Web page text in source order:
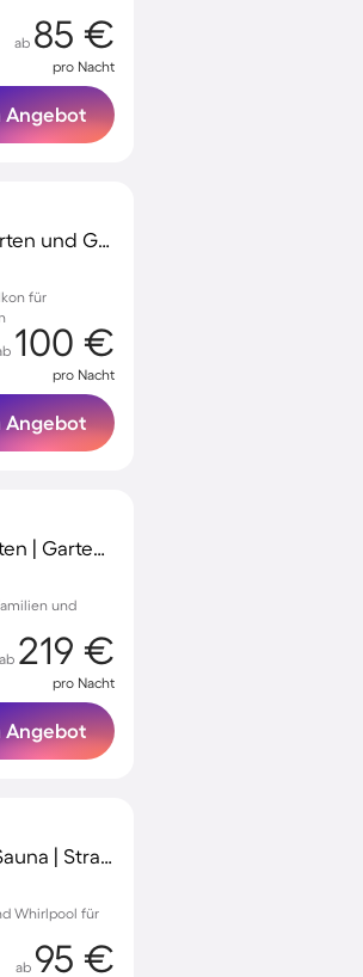
ab 85 €
pro Nacht
Angebot
Charmantes Ferienhaus mit Terrasse, Garten und Grill | Hunde erlaubt
für
100 €
pro Nacht
Angebot
Villa mit Terrasse, privatem Pool und Garten | Gartenblick
und
ab 219 €
pro Nacht
Angebot
Ferienhaus mit Terrasse, Whirlpool und Sauna | Strand in der Nähe
Whirlpool für
ab 95 €